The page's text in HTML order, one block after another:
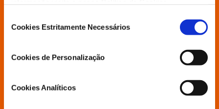
deCookies Estritamente Necessários
Cookies de Personalização
Cookies Analíticos
Povo Livre
Contactos